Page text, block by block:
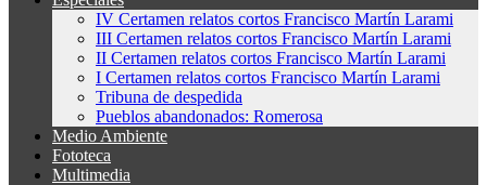
IV Certamen relatos cortos Francisco Martín Larami
III Certamen relatos cortos Francisco Martín Larami
II Certamen relatos cortos Francisco Martín Larami
I Certamen relatos cortos Francisco Martín Larami
Tribuna de despedida
Pueblos abandonados: Romerosa
Medio Ambiente
Fototeca
Multimedia